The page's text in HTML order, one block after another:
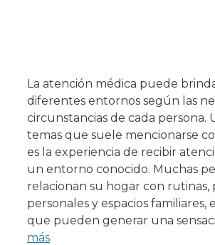
La atención médica puede
diferentes entornos según las
circunstancias de cada persona.
temas que suele mencionarse
es la experiencia de recibir
un entorno conocido. Muchas
relacionan su hogar con rutinas,
personales y espacios familiares,
que pueden generar una
más